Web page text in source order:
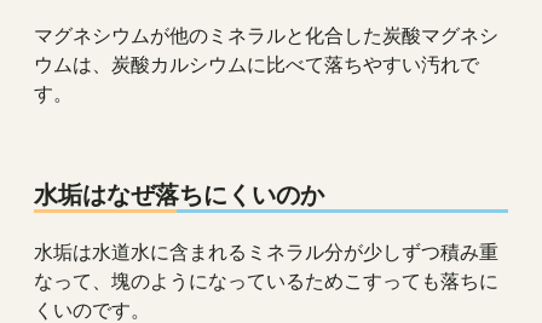
マグネシウムが他のミネラルと化合した炭酸マグネシ
ウムは、炭酸カルシウムに比べて落ちやすい汚れで
す。
水垢はなぜ落ちにくいのか
水垢は水道水に含まれるミネラル分が少しずつ積み重
なって、塊のようになっているためこすっても落ちに
くいのです。